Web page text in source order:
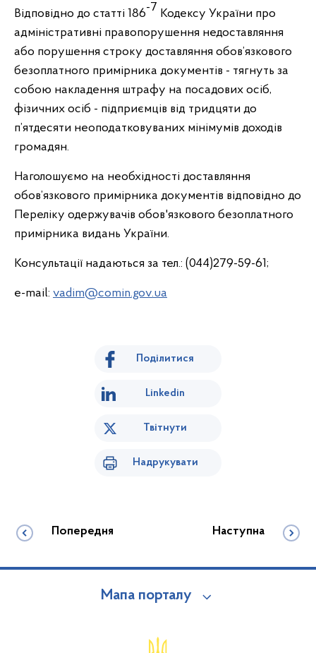
Відповідно до статті 186-7 Кодексу України про
адміністративні правопорушення недоставляння
або порушення строку доставляння обов’язкового
безоплатного примірника документів - тягнуть за
собою накладення штрафу на посадових осіб,
фізичних осіб - підприємців від тридцяти до
п’ятдесяти неоподатковуваних мінімумів доходів
громадян.
Наголошуємо на необхідності доставляння
обов’язкового примірника документів відповідно до
Переліку одержувачів обов'язкового безоплатного
примірника видань України.
Консультації надаються за тел.: (044)279-59-61;
e-mail: vadim@comin.gov.ua
Поділитися
Linkedin
Твітнути
Надрукувати
Попередня Наступна
Мапа порталу